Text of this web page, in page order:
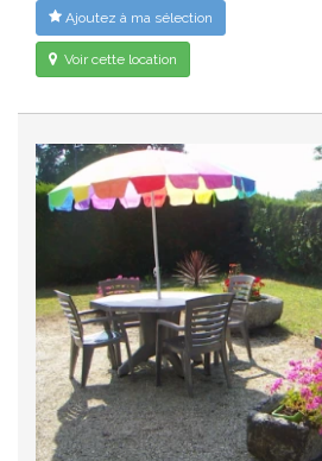
Ajoutez à ma sélection
Voir cette location